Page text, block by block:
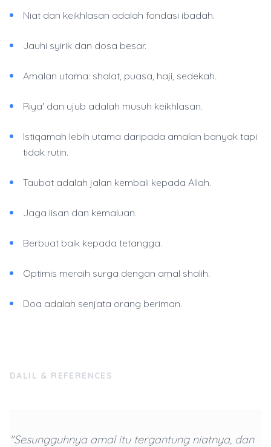
Niat dan keikhlasan adalah fondasi ibadah.
Jauhi syirik dan dosa besar.
Amalan utama: shalat, puasa, haji, sedekah.
Riya' dan ujub adalah musuh keikhlasan.
Istiqamah lebih utama daripada amalan banyak tapi
tidak rutin.
Taubat adalah jalan kembali kepada Allah.
Jaga lisan dan kemaluan.
Berbuat baik kepada tetangga.
Optimis meraih surga dengan amal shalih.
Doa adalah senjata orang beriman.
DALIL & REFERENCES
"Sesungguhnya amal itu tergantung niatnya, dan